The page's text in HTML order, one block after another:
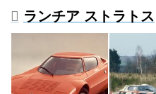
ランチア ストラトス